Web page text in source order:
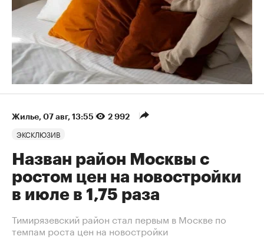
Жилье⁠, 07 авг, 13:55 2 992
ЭКСКЛЮЗИВ
Назван район Москвы с
ростом цен на новостройки
в июле в 1,75 раза
Тимирязевский район стал первым в Москве по
темпам роста цен на новостройки